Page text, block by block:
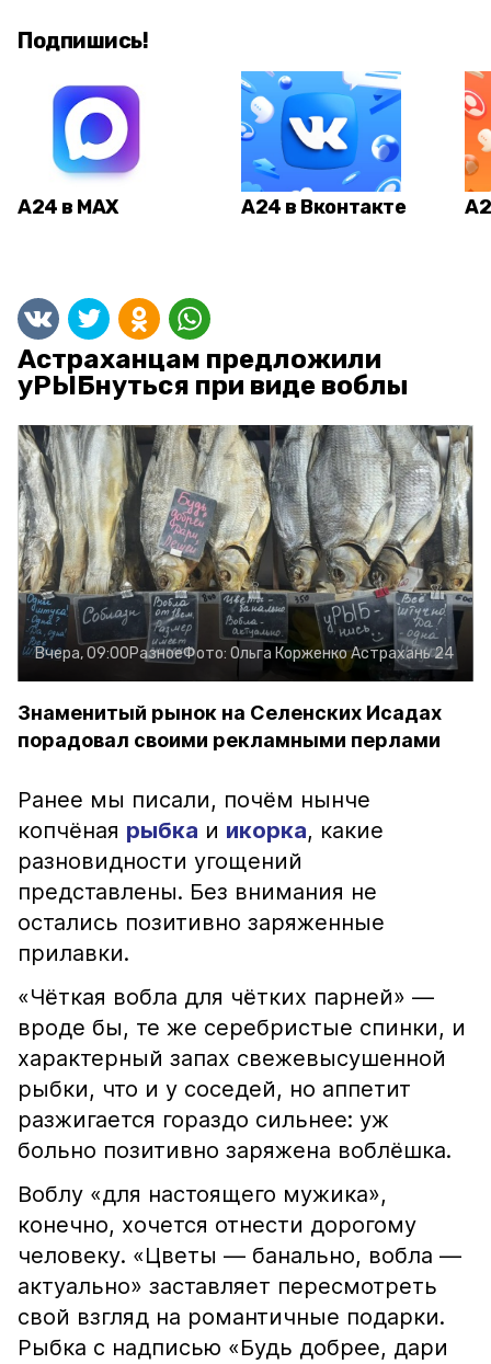
Подпишись!
А24 в MAX А24 в Вконтакте
Астраханцам предложили
уРЫБнуться при виде воблы
Вчера, 09:00РазноеФото: Ольга КорженкоАстрахань 24
Знаменитый рынок на Селенских Исадах
порадовал своими рекламными перлами
Ранее мы писали, почём нынче
копчёная рыбка и икорка, какие
разновидности угощений
представлены. Без внимания не
остались позитивно заряженные
прилавки.
«Чёткая вобла для чётких парней» —
вроде бы, те же серебристые спинки, и
характерный запах свежевысушенной
рыбки, что и у соседей, но аппетит
разжигается гораздо сильнее: уж
больно позитивно заряжена воблёшка.
Воблу «для настоящего мужика»,
конечно, хочется отнести дорогому
человеку. «Цветы — банально, вобла —
актуально» заставляет пересмотреть
свой взгляд на романтичные подарки.
Рыбка с надписью «Будь добрее, дари